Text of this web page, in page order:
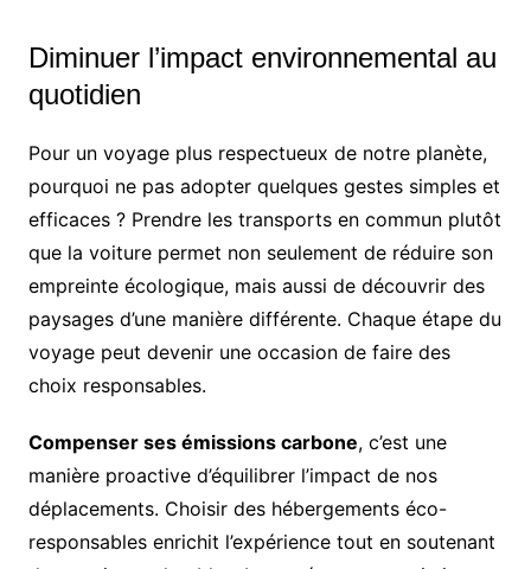
Diminuer l’impact environnemental au
quotidien
Pour un voyage plus respectueux de notre planète,
pourquoi ne pas adopter quelques gestes simples et
efficaces ? Prendre les transports en commun plutôt
que la voiture permet non seulement de réduire son
empreinte écologique, mais aussi de découvrir des
paysages d’une manière différente. Chaque étape du
voyage peut devenir une occasion de faire des
choix responsables.
Compenser ses émissions carbone, c’est une
manière proactive d’équilibrer l’impact de nos
déplacements. Choisir des hébergements éco-
responsables enrichit l’expérience tout en soutenant